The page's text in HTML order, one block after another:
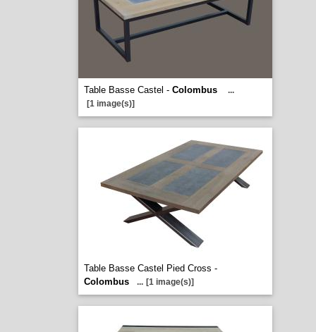
Table Basse Castel - Colombus
...
[1 image(s)]
Table Basse Castel Pied Cross -
Colombus
... [1 image(s)]